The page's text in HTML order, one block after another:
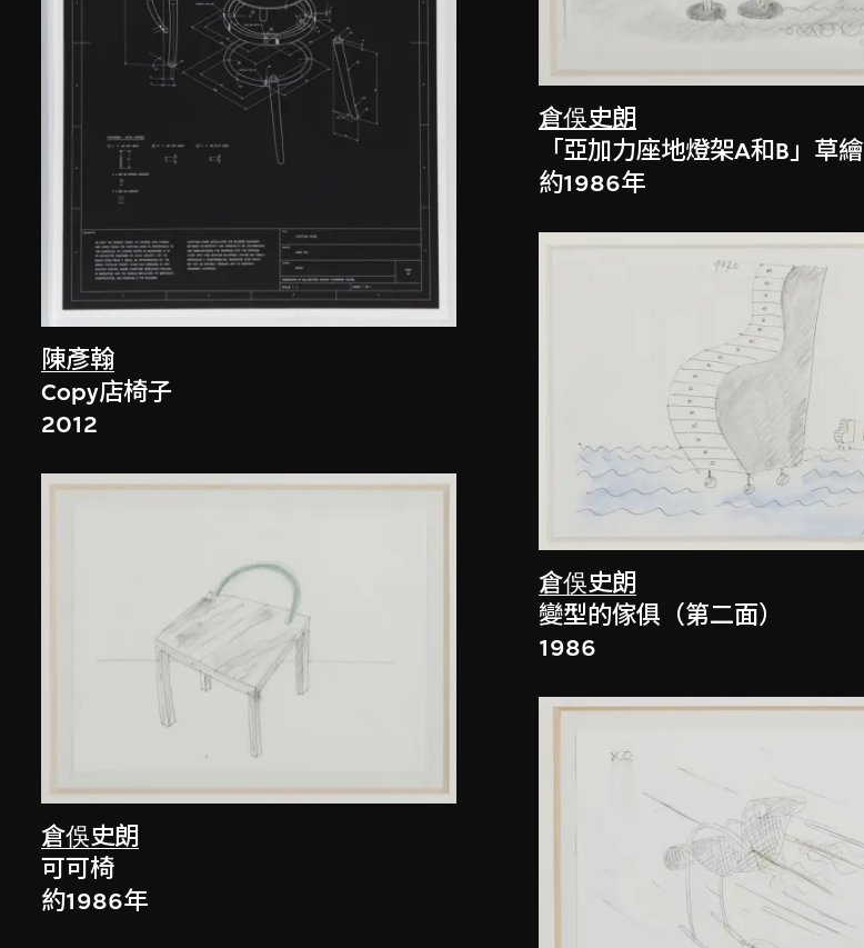
陳彥翰
Copy店椅子
2012
倉俁史朗
可可椅
約1986年
倉俁史朗
「亞加力座地燈架A和B」草繪
約1986年
倉俁史朗
變型的傢俱（第二面）
1986